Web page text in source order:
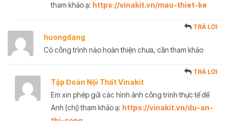
tham khảo ạ: https://vinakit.vn/mau-thiet-ke
huongdang
TRẢ LỜI
Có công trình nào hoàn thiện chưa, cần tham khảo
Tập Đoàn Nội Thất Vinakit
TRẢ LỜI
Em xin phép gửi các hình ảnh công trình thực tế để
Anh (chị) tham khảo ạ: https://vinakit.vn/du-an-